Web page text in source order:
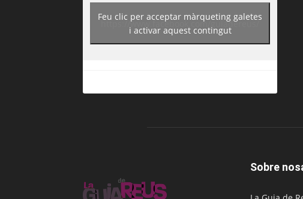
https://www.facebook.com/guiadereus/
Feu clic per acceptar màrqueting galetes
i activar aquest contingut
Sobre